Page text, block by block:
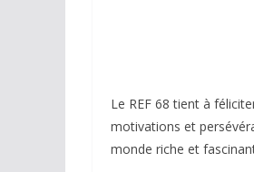
Le REF 68 tient à
motivations et
monde riche et